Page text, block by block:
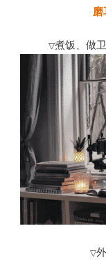
磨
▽煮饭、做
▽